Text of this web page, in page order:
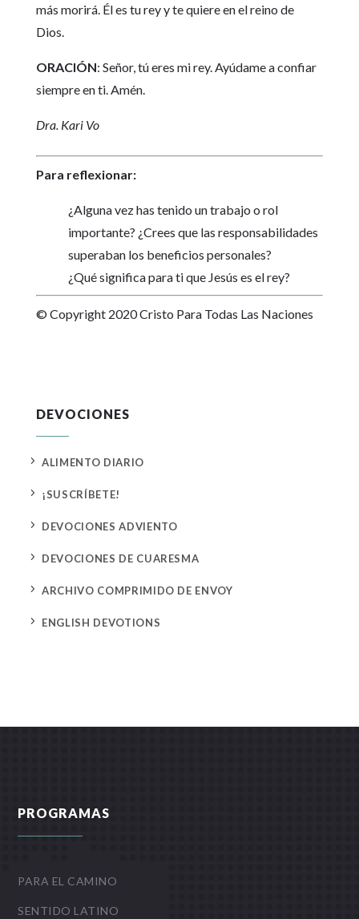
más morirá. Él es tu rey y te quiere en el reino de
Dios.
ORACIÓN: Señor, tú eres mi rey. Ayúdame a confiar
siempre en ti. Amén.
Dra. Kari Vo
Para reflexionar:
¿Alguna vez has tenido un trabajo o rol
importante? ¿Crees que las responsabilidades
superaban los beneficios personales?
¿Qué significa para ti que Jesús es el rey?
© Copyright 2020 Cristo Para Todas Las Naciones
DEVOCIONES
5 ALIMENTO DIARIO
5 ¡SUSCRÍBETE!
5 DEVOCIONES ADVIENTO
5 DEVOCIONES DE CUARESMA
5 ARCHIVO COMPRIMIDO DE ENVOY
5 ENGLISH DEVOTIONS
PROGRAMAS
PARA EL CAMINO
SENTIDO LATINO